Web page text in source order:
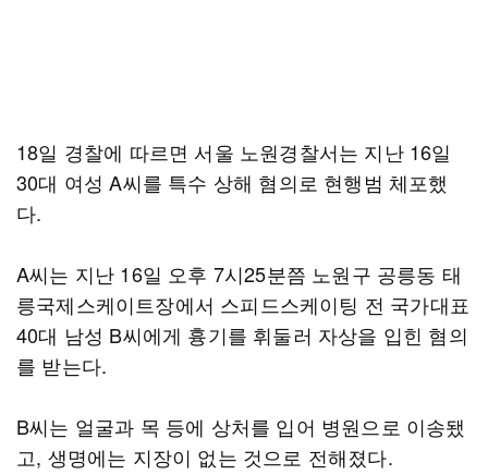
18일 경찰에 따르면 서울 노원경찰서는 지난 16일
30대 여성 A씨를 특수 상해 혐의로 현행범 체포했
다.
A씨는 지난 16일 오후 7시25분쯤 노원구 공릉동 태
릉국제스케이트장에서 스피드스케이팅 전 국가대표
40대 남성 B씨에게 흉기를 휘둘러 자상을 입힌 혐의
를 받는다.
B씨는 얼굴과 목 등에 상처를 입어 병원으로 이송됐
고, 생명에는 지장이 없는 것으로 전해졌다.